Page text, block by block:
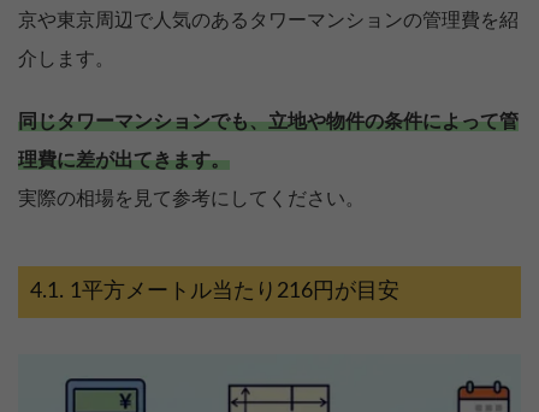
京や東京周辺で人気のあるタワーマンションの管理費を紹
介します。
同じタワーマンションでも、立地や物件の条件によって管
理費に差が出てきます。
実際の相場を見て参考にしてください。
1平方メートル当たり216円が目安